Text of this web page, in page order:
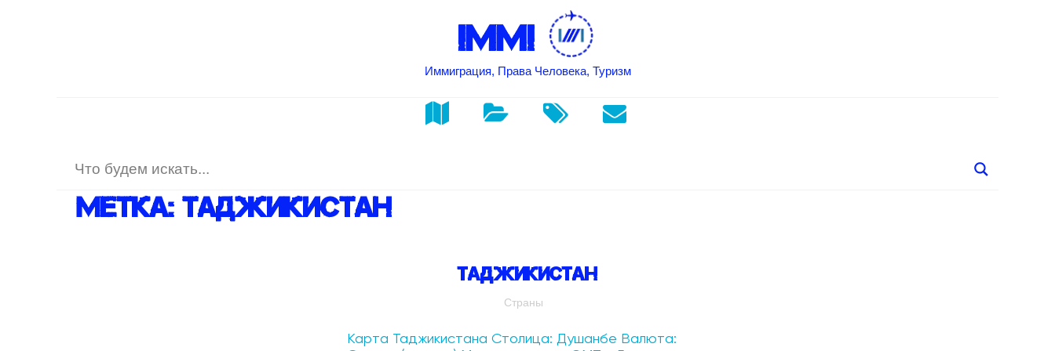
IMMI
Иммиграция, Права Человека, Туризм
Метка: Таджикистан
Таджикистан
Страны
Карта Таджикистана Столица: Душанбе Валюта: